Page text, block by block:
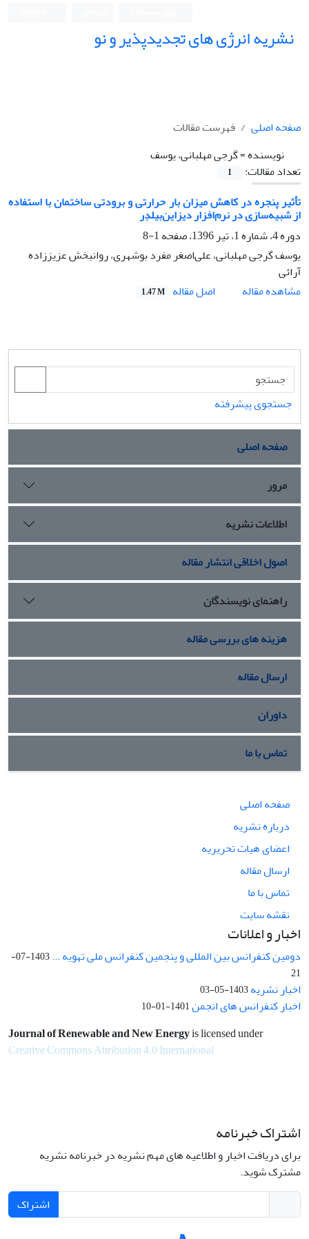
نشریه انرژی های تجدیدپذیر و نو
صفحه اصلی
فهرست مقالات
نویسنده =گرجی مهلبانی، یوسف
تعداد مقالات:
1
تأثیر پنجره‌ در کاهش میزان بار حرارتی و برودتی ساختمان با استفاده
از شبیه‌سازی در نرم‌افزار دیزاین‌بیلدِر
دوره 4، شماره 1، تیر 1396، صفحه
1-8
یوسف گرجی مهلبانی، علی‌اصغر مفرد بوشهری، روانبخش عزیززاده
آرائی
مشاهده مقاله
اصل مقاله 1.47 M
جستجوی پیشرفته
صفحه اصلی
مرور
اطلاعات نشریه
اصول اخلاقی انتشار مقاله
راهنمای نویسندگان
هزینه های بررسی مقاله
ارسال مقاله
داوران
تماس با ما
صفحه اصلی
درباره نشریه
اعضای هیات تحریریه
ارسال مقاله
تماس با ما
نقشه سایت
اخبار و اعلانات
دومین کنفرانس بین المللی و پنجمین کنفرانس ملی تهویه ...
1403-07-
21
اخبار نشریه1403-05-03
اخبار کنفرانس های انجمن1401-01-10
Journal of Renewable and New Energyis licensed under
Creative Commons Attribution 4.0 International
اشتراک خبرنامه
برای دریافت اخبار و اطلاعیه های مهم نشریه در خبرنامه نشریه
مشترک شوید.
اشتراک